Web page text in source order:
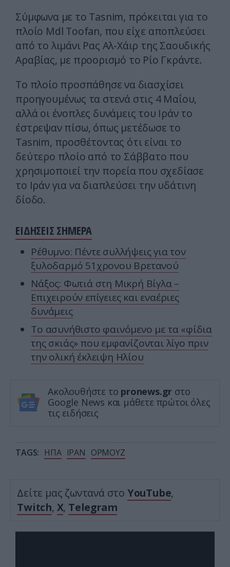
Σύμφωνα με το Tasnim, πρόκειται για το
πλοίο Mdl Toofan, που είχε αποπλεύσει
από το λιμάνι Ρας Αλ-Χάιρ της Σαουδικής
Αραβίας, με προορισμό το Ρίο Γκράντε.
Το πλοίο προσπάθησε να διασχίσει
προηγουμένως τα στενά στις 4 Μαΐου,
αλλά οι ένοπλες δυνάμεις του Ιράν το
έστρεψαν πίσω, όπως μετέδωσε το
Tasnim, προσθέτοντας ότι είναι το
δεύτερο πλοίο από το Σάββατο που
χρησιμοποιεί την πορεία που σχεδίασε
το Ιράν για να διαπλεύσει την υδάτινη
δίοδο.
ΕΙΔΗΣΕΙΣ ΣΗΜΕΡΑ
Ρέθυμνο: Πέντε συλλήψεις για τον
ξυλοδαρμό 51χρονου Βρετανού
Νάξος: Φωτιά στη Μικρή Βίγλα –
Επιχειρούν επίγειες και εναέριες
δυνάμεις
Το ασυνήθιστο φαινόμενο με τα «φίδια
της σκιάς» που εμφανίζονται λίγο πριν
την ολική έκλειψη Ηλίου
Ακολουθήστε το pronews.gr στο
Google News και μάθετε πρώτοι όλες
τις ειδήσεις
TAGS: ΗΠΑ ΙΡΑΝ ΟΡΜΟΥΖ
Δείτε μας ζωντανά στο YouTube,
Twitch, X, Telegram